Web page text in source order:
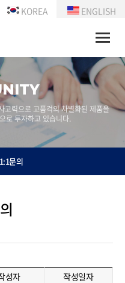
KOREA ENGLISH
Toggle
고력으로 고품걱의 차별화된 제품을
로 투자하고 있습니다.
1:1문의
성자 작성일자